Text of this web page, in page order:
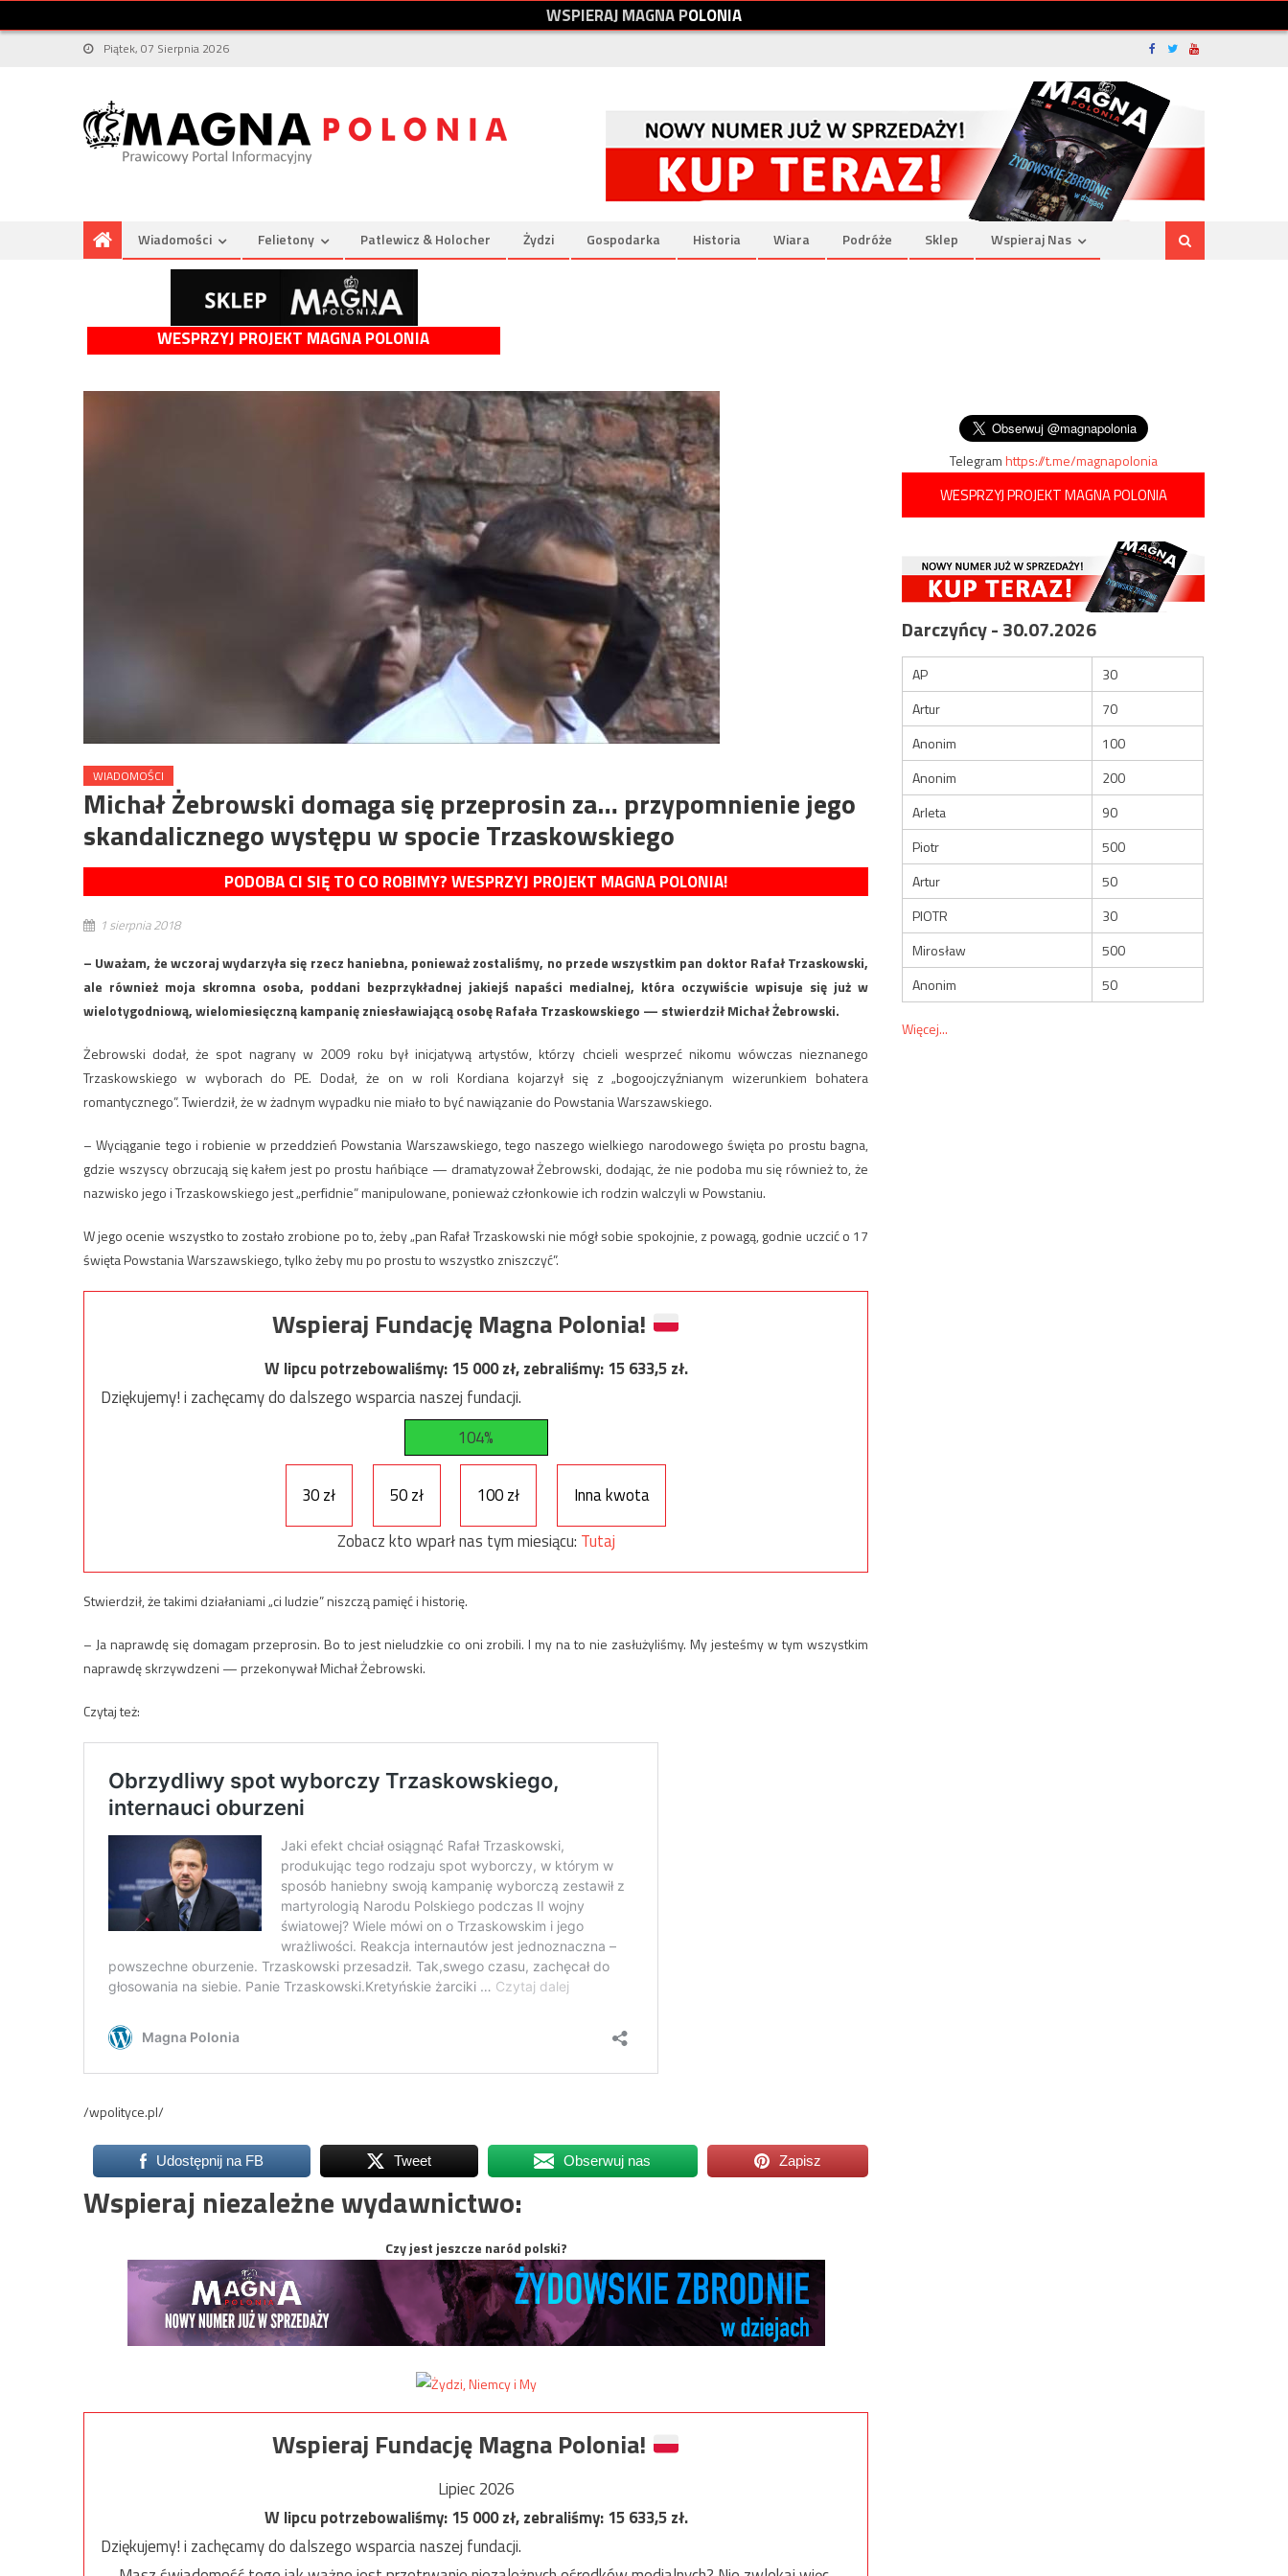
WSPIERAJMAGNAPOLONIA
Piątek, 07 Sierpnia 2026
Wiadomości Felietony Patlewicz & Holocher Żydzi Gospodarka Historia Wiara Podróże Sklep Wspieraj Nas
WESPRZYJ PROJEKT MAGNA POLONIA
WIADOMOŚCI
Michał Żebrowski domaga się przeprosin za… przypomnienie jego
skandalicznego występu w spocie Trzaskowskiego
PODOBA CI SIĘ TO CO ROBIMY? WESPRZYJ PROJEKT MAGNA POLONIA!
1 sierpnia 2018
– Uważam, że wczoraj wydarzyła się rzecz haniebna, ponieważ zostaliśmy, no przede wszystkim pan doktor Rafał Trzaskowski,
ale również moja skromna osoba, poddani bezprzykładnej jakiejś napaści medialnej, która oczywiście wpisuje się już w
wielotygodniową, wielomiesięczną kampanię zniesławiającą osobę Rafała Trzaskowskiego — stwierdził Michał Żebrowski.
Żebrowski dodał, że spot nagrany w 2009 roku był inicjatywą artystów, którzy chcieli wesprzeć nikomu wówczas nieznanego
Trzaskowskiego w wyborach do PE. Dodał, że on w roli Kordiana kojarzył się z „bogoojczyźnianym wizerunkiem bohatera
romantycznego”. Twierdził, że w żadnym wypadku nie miało to być nawiązanie do Powstania Warszawskiego.
– Wyciąganie tego i robienie w przeddzień Powstania Warszawskiego, tego naszego wielkiego narodowego święta po prostu bagna,
gdzie wszyscy obrzucają się kałem jest po prostu hańbiące — dramatyzował Żebrowski, dodając, że nie podoba mu się również to, że
nazwisko jego i Trzaskowskiego jest „perfidnie” manipulowane, ponieważ członkowie ich rodzin walczyli w Powstaniu.
W jego ocenie wszystko to zostało zrobione po to, żeby „pan Rafał Trzaskowski nie mógł sobie spokojnie, z powagą, godnie uczcić o 17
święta Powstania Warszawskiego, tylko żeby mu po prostu to wszystko zniszczyć”.
Wspieraj Fundację Magna Polonia!
W lipcu potrzebowaliśmy:15 000zł, zebraliśmy:15 633,5zł.
Dziękujemy! i zachęcamy do dalszego wsparcia naszej fundacji.
104%
30 zł 50 zł 100 zł
Inna kwota
Zobacz kto wparł nas tym miesiącu: Tutaj
Stwierdził, że takimi działaniami „ci ludzie” niszczą pamięć i historię.
– Ja naprawdę się domagam przeprosin. Bo to jest nieludzkie co oni zrobili. I my na to nie zasłużyliśmy. My jesteśmy w tym wszystkim
naprawdę skrzywdzeni — przekonywał Michał Żebrowski.
Czytaj też:
/wpolityce.pl/
Udostępnij na FB Tweet Obserwuj nas Zapisz
Wspieraj niezależne wydawnictwo:
Czy jest jeszcze naród polski?
Wspieraj Fundację Magna Polonia!
Lipiec 2026
W lipcu potrzebowaliśmy:15 000zł, zebraliśmy:15 633,5zł.
Dziękujemy! i zachęcamy do dalszego wsparcia naszej fundacji.
Telegramhttps://t.me/magnapolonia
WESPRZYJ PROJEKT MAGNA POLONIA
Darczyńcy - 30.07.2026
AP
30
Artur
70
Anonim
100
Anonim
200
Arleta
90
Piotr
500
Artur
50
PIOTR
30
Mirosław
500
Anonim
50
Więcej...